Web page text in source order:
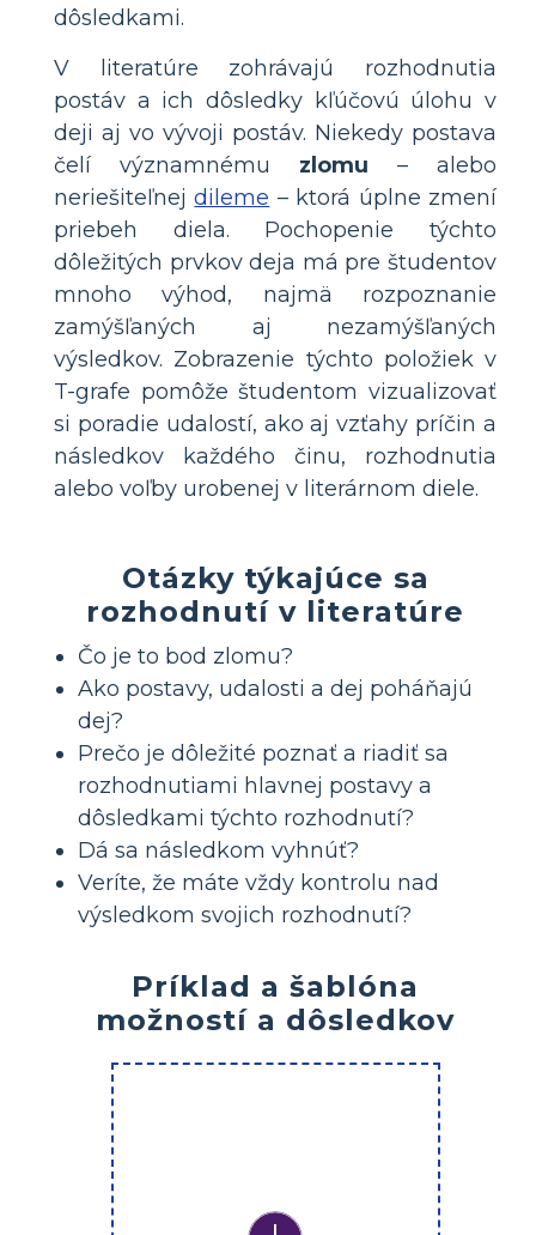
dôsledkami.
V literatúre zohrávajú rozhodnutia
postáv a ich dôsledky kľúčovú úlohu v
deji aj vo vývoji postáv. Niekedy postava
čelí významnému zlomu – alebo
neriešiteľnejdileme – ktorá úplne zmení
priebeh diela. Pochopenie týchto
dôležitých prvkov deja má pre študentov
mnoho výhod, najmä rozpoznanie
zamýšľaných aj nezamýšľaných
výsledkov. Zobrazenie týchto položiek v
T-grafe pomôže študentom vizualizovať
si poradie udalostí, ako aj vzťahy príčin a
následkov každého činu, rozhodnutia
alebo voľby urobenej v literárnom diele.
Otázky týkajúce sa
rozhodnutí v literatúre
Čo je to bod zlomu?
Ako postavy, udalosti a dej poháňajú
dej?
Prečo je dôležité poznať a riadiť sa
rozhodnutiami hlavnej postavy a
dôsledkami týchto rozhodnutí?
Dá sa následkom vyhnúť?
Veríte, že máte vždy kontrolu nad
výsledkom svojich rozhodnutí?
Príklad a šablóna
možností a dôsledkov